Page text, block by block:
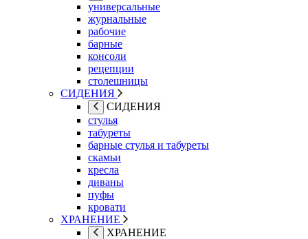
универсальные
журнальные
рабочие
барные
консоли
рецепции
столешницы
СИДЕНИЯ
СИДЕНИЯ
стулья
табуреты
барные стулья и табуреты
скамьи
кресла
диваны
пуфы
кровати
ХРАНЕНИЕ
ХРАНЕНИЕ